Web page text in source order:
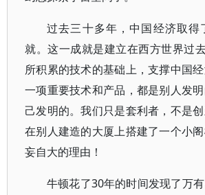
过去三十多年，中国经济取得
就。这一成就是建立在西方世界过
所积累的技术的基础上，支撑中国
一项重要技术和产品，都是别人发
己发明的。我们只是套利者，不是
在别人建造的大厦上搭建了一个小
妄自大的理由！
牛顿花了30年的时间发现了万